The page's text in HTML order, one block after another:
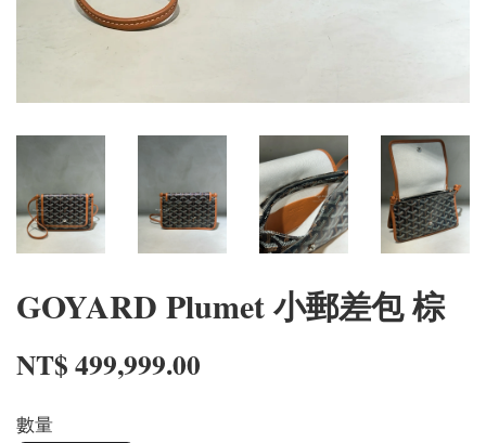
GOYARD Plumet 小郵差包 棕
NT$ 499,999.00
數量